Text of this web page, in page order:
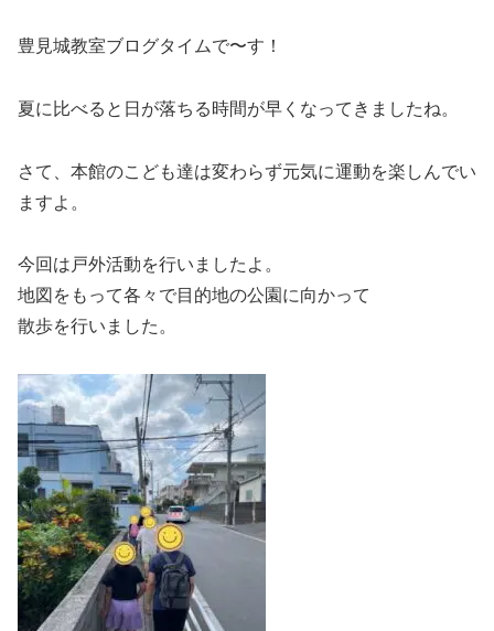
豊見城教室ブログタイムで〜す！
夏に比べると日が落ちる時間が早くなってきましたね。
さて、本館のこども達は変わらず元気に運動を楽しんでい
ますよ。
今回は戸外活動を行いましたよ。
地図をもって各々で目的地の公園に向かって
散歩を行いました。